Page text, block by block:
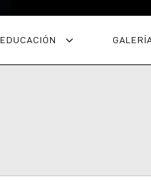
EDUCACIÓN